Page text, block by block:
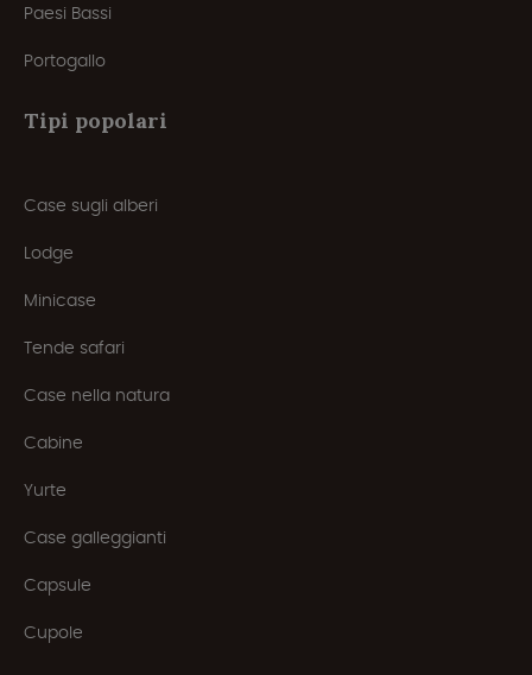
Paesi Bassi
Portogallo
Tipi popolari
Case sugli alberi
Lodge
Minicase
Tende safari
Case nella natura
Cabine
Yurte
Case galleggianti
Capsule
Cupole